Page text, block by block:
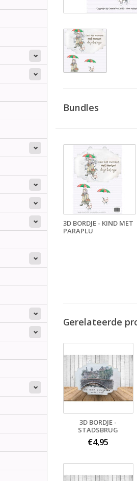
Bundles
3D BORDJE - KIND MET
PARAPLU
Gerelateerde
3D BORDJE -
STADSBRUG
€4,95